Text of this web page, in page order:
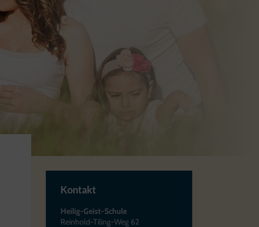
Kontakt
Heilig-Geist-Schule
Reinhold-Tiling-Weg 62